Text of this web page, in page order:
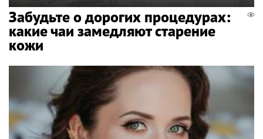
Забудьте о дорогих процедурах:
какие чаи замедляют старение
кожи